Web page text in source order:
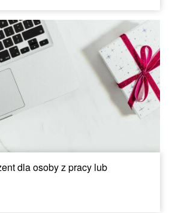
dla osoby z pracy lub